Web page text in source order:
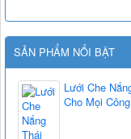
SẢN PHẨM NỔI BẬT
Lưới Che
Cho Mọi